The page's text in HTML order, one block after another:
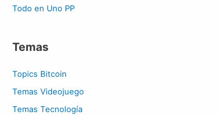
Todo en Uno PP
Temas
Topics Bitcoin
Temas Videojuego
Temas Tecnología